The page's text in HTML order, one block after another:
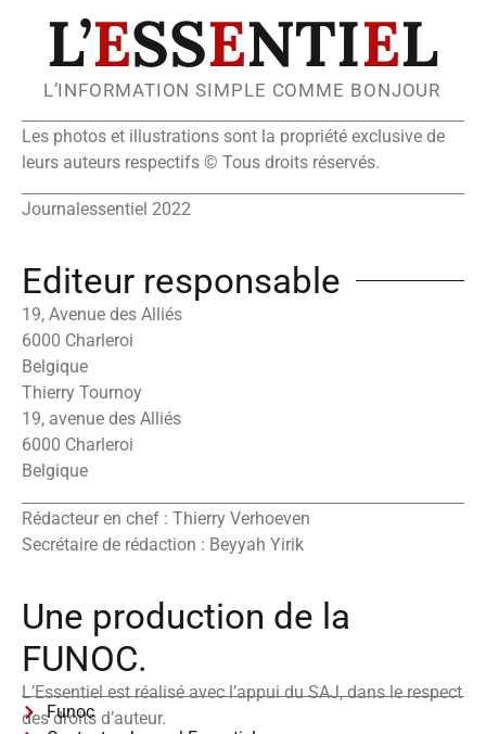
L’ESSENTIEL
L’INFORMATION SIMPLE COMME BONJOUR
Les photos et illustrations sont la propriété exclusive de
leurs auteurs respectifs © Tous droits réservés.
Journalessentiel 2022
Editeur responsable
19, Avenue des Alliés
6000 Charleroi
Belgique
Thierry Tournoy
19, avenue des Alliés
6000 Charleroi
Belgique
Rédacteur en chef : Thierry Verhoeven
Secrétaire de rédaction : Beyyah Yirik
Une production de la
FUNOC.
L’Essentiel est réalisé avec l’appui du SAJ, dans le respect
des droits d’auteur.
Funoc